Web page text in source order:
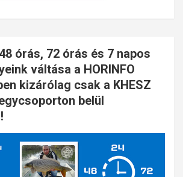
órás, 72 órás és 7 napos
váltása a HORINFO
kizárólag csak a KHESZ
belül